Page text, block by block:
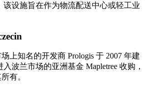
该设施旨在作为物流配送中心或轻工业
上知名的开发商 Prologis 于 2007 年建
波兰市场的亚洲基金 Mapletree 收购，
有。